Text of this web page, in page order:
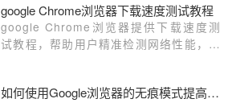
怎么换皮肤，不知道怎样去设置，从而造
成过心烦意乱吧，那么，QQ浏览器怎么
换皮肤呢，接下来就由chrome部落小编
google Chrome浏览器下载速度测试教程
google Chrome浏览器提供下载速度测
试教程，帮助用户精准检测网络性能，优
如何使用Google浏览器的无痕模式提高隐私